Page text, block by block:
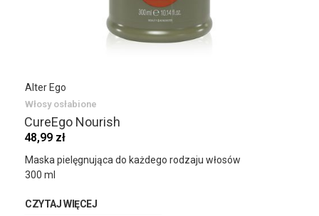
Alter Ego
Włosy osłabione
CureEgo Nourish
48,99 zł
Maska pielęgnująca do każdego rodzaju włosów
300 ml
CZYTAJ WIĘCEJ